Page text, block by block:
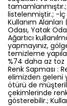
listelenmiştir.; -İç
Kullanım
Odası, Yatak
Ağartıcı
yapmayınız,
temizleme
%74 daha az
Renk Sapması :
elimizden geleni
ötürü de
çekimlerinde
gösterebilir.;